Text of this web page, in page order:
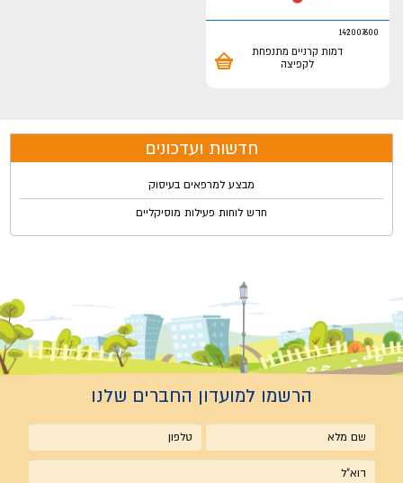
142007600
דמות קרניים מתנפחת
לקפיצה
חדשות ועדכונים
מבצע למרפאים בעיסוק
חדש לוחות פעילות מוסיקליים
הרשמו למועדון החברים שלנו
שם
מלא
טלפון